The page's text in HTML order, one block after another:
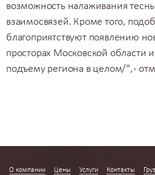
возможность налаживания
взаимосвязей. Кроме того,
благоприятствуют появлению
просторах Московской области
подъему региона в целом/", -
О компании Цены Услуги Контакты